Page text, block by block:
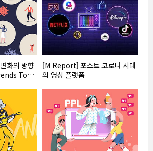
화의 방향
Top
[M Report] 포스트 코로나 시대
의 영상 플랫폼